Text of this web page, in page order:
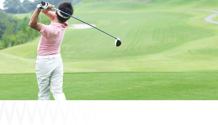
ニュース
サステナビリティ
株主・投資家情報
採用情報